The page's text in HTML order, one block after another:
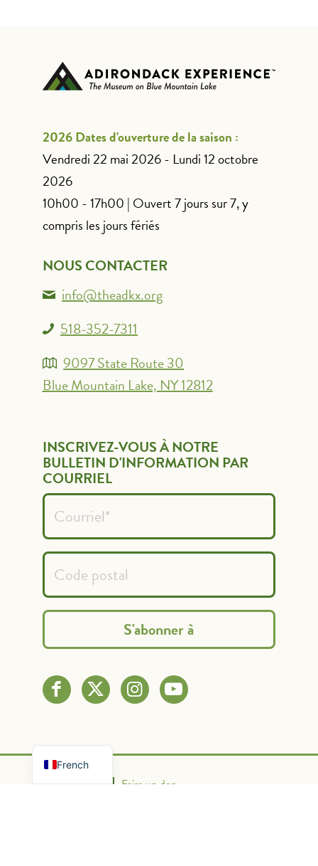
2026 Dates d'ouverture de la saison :
Vendredi 22 mai 2026 - Lundi 12 octobre
2026
10h00 - 17h00 | Ouvert 7 jours sur 7, y
compris les jours fériés
NOUS CONTACTER
info@theadkx.org
518-352-7311
9097 State Route 30
Blue Mountain Lake, NY 12812
INSCRIVEZ-VOUS À NOTRE
BULLETIN D'INFORMATION PAR
COURRIEL
Nous contacter Faire un don
French